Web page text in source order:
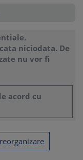
niciodata. De
nu vor fi
acord cu
reorganizare